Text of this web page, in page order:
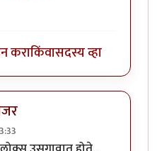
कराकिंवासदस्य व्हा